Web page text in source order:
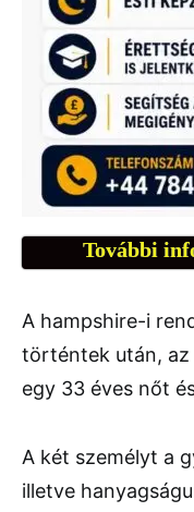
További
A hampshire-i
történtek után,
egy 33 éves nőt
A két személyt a
illetve